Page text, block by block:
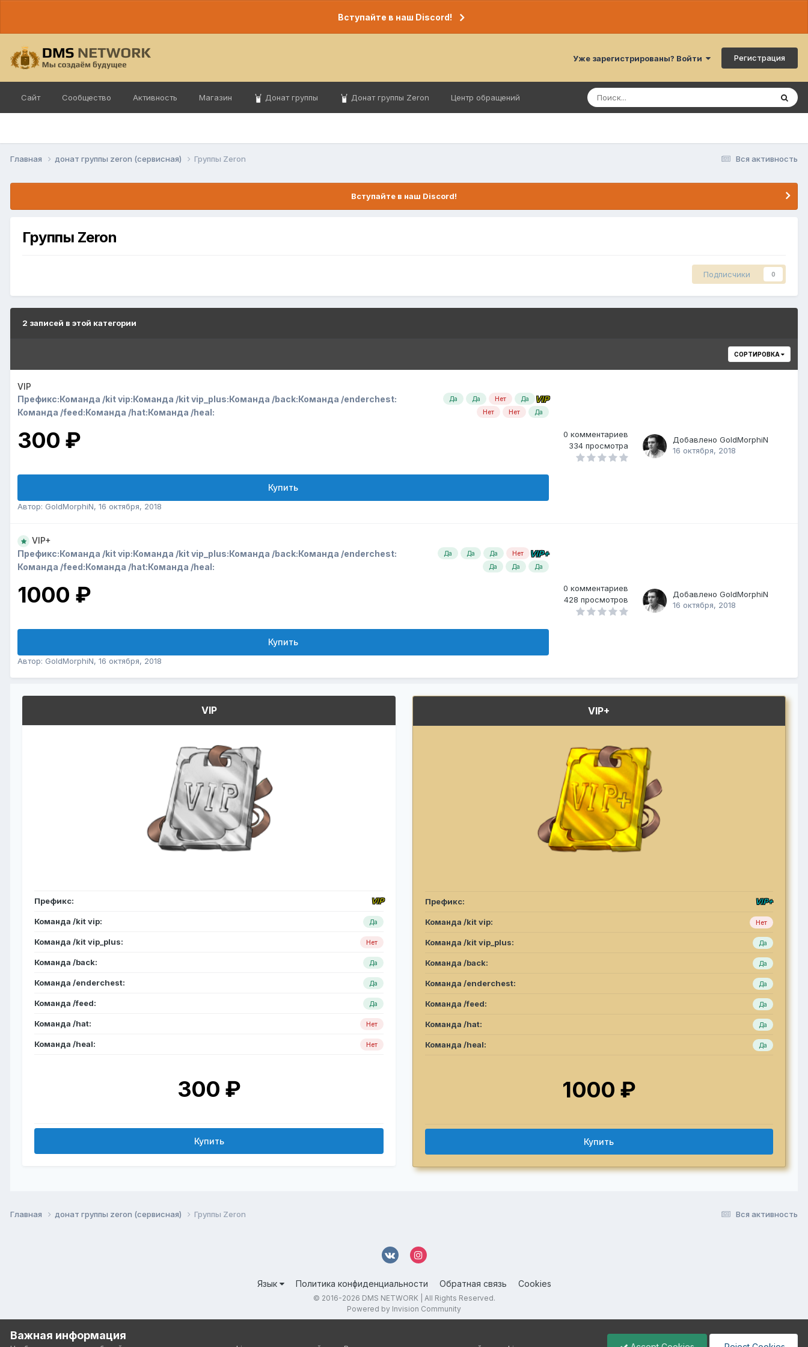
Вступайте в наш Discord!
Уже зарегистрированы? Войти Регистрация
Сайт Сообщество Активность Магазин Донат группы Донат группы Zeron Центр обращений
Вся активность
Главная донат группы zeron (сервисная) Группы Zeron
Вступайте в наш Discord!
Группы Zeron
Подписчики 0
2 записей в этой категории
СОРТИРОВКА
VIP
Префикс:
VIP
Команда /kit vip: Да
Команда /kit vip_plus: Нет
Команда /back: Да
Команда /enderchest: Да
Команда /feed: Да
Команда /hat: Нет
Команда /heal: Нет
300 ₽
Купить
Автор: GoldMorphiN, 16 октября, 2018
0 комментариев
334 просмотра
Добавлено GoldMorphiN
16 октября, 2018
VIP+
Префикс:
VIP+
Команда /kit vip: Нет
Команда /kit vip_plus: Да
Команда /back: Да
Команда /enderchest: Да
Команда /feed: Да
Команда /hat: Да
Команда /heal: Да
1000 ₽
Купить
Автор: GoldMorphiN, 16 октября, 2018
0 комментариев
428 просмотров
Добавлено GoldMorphiN
16 октября, 2018
VIP
Префикс: VIP
Команда /kit vip: Да
Команда /kit vip_plus: Нет
Команда /back: Да
Команда /enderchest: Да
Команда /feed: Да
Команда /hat: Нет
Команда /heal: Нет
300 ₽
Купить
VIP+
Префикс: VIP+
Команда /kit vip: Нет
Команда /kit vip_plus: Да
Команда /back: Да
Команда /enderchest: Да
Команда /feed: Да
Команда /hat: Да
Команда /heal: Да
1000 ₽
Купить
Вся активность
Главная донат группы zeron (сервисная) Группы Zeron
Язык Политика конфиденциальности Обратная связь Cookies
© 2016-2026 DMS NETWORK | All Rights Reserved.
Powered by Invision Community
Важная информация